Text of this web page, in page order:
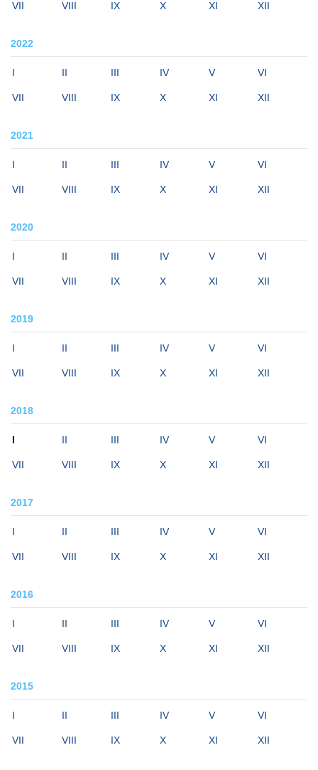
VII VIII IX X XI XII
2022
I II III IV V VI
VII VIII IX X XI XII
2021
I II III IV V VI
VII VIII IX X XI XII
2020
I II III IV V VI
VII VIII IX X XI XII
2019
I II III IV V VI
VII VIII IX X XI XII
2018
I II III IV V VI
VII VIII IX X XI XII
2017
I II III IV V VI
VII VIII IX X XI XII
2016
I II III IV V VI
VII VIII IX X XI XII
2015
I II III IV V VI
VII VIII IX X XI XII